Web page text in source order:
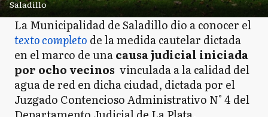
Saladillo
La Municipalidad de Saladillo dio a conocer el
texto completo de la medida cautelar dictada
en el marco de unacausa judicial iniciada
por ocho vecinos vinculada a la calidad del
agua de red en dicha ciudad, dictada por el
Juzgado Contencioso Administrativo N° 4 del